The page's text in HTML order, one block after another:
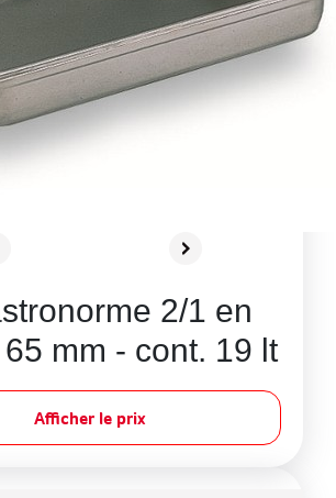
2/1 en
mm - cont. 19 lt
Afficher le prix